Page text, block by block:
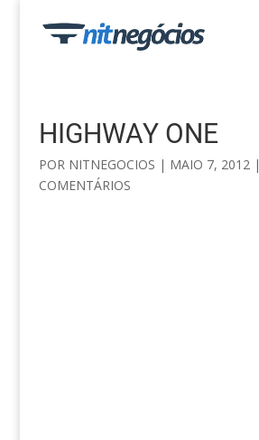
HIGHWAY ONE
POR NITNEGOCIOS | MAIO 7, 2012|
COMENTÁRIOS